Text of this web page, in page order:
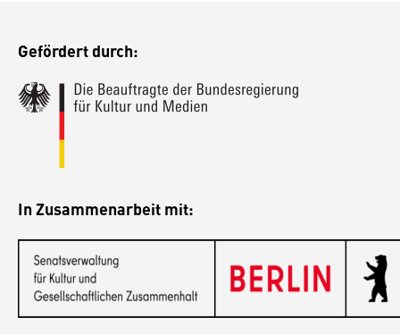
Gefördert durch:
In Zusammenarbeit mit: